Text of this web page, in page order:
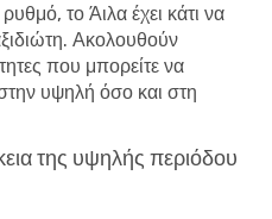
το Άιλα έχει κάτι να
Ακολουθούν
που μπορείτε να
υψηλή όσο και στη
της υψηλής περιόδου